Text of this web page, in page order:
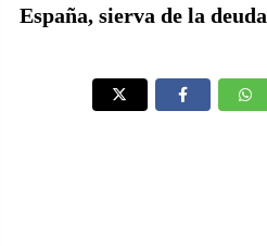
España, sierva de la deuda